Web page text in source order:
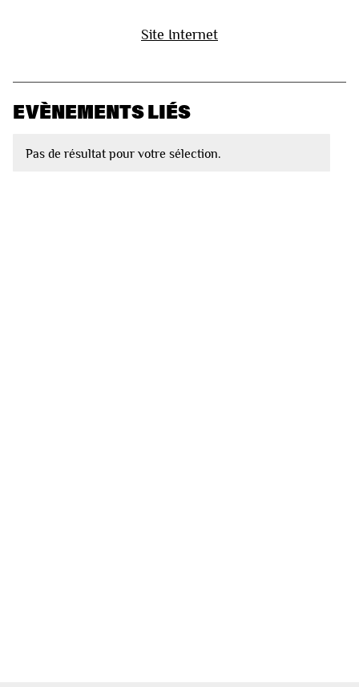
Site Internet
EVÈNEMENTS LIÉS
Pas de résultat pour votre sélection.